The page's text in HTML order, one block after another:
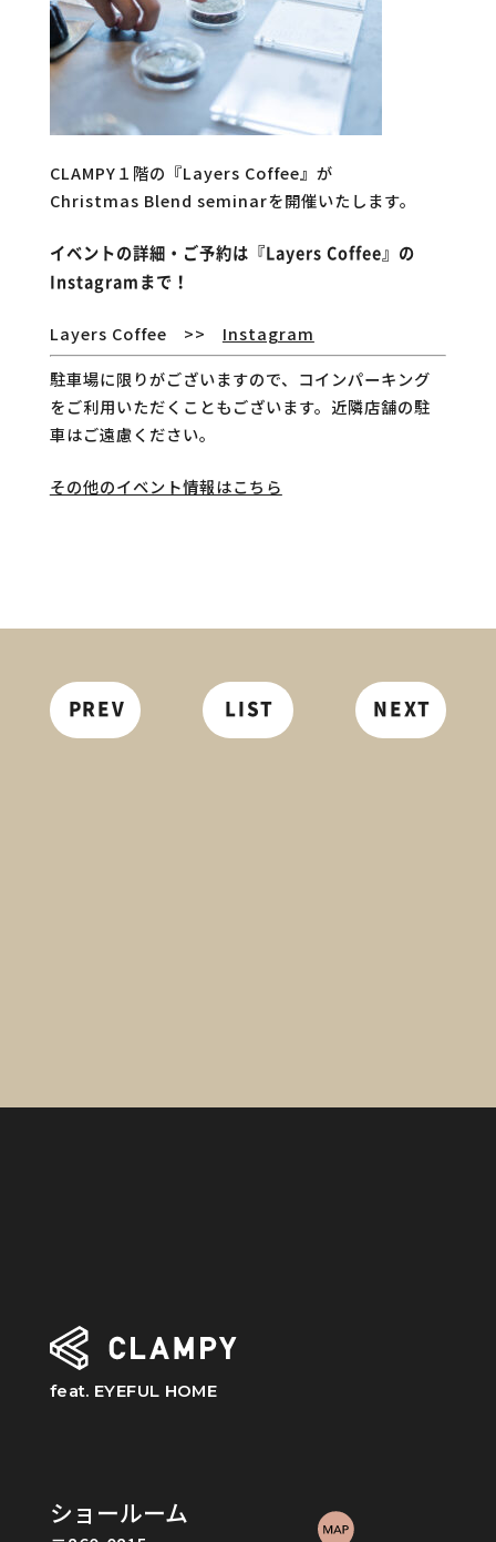
CLAMPY１階の『Layers Coffee』が
Christmas Blend seminarを開催いたします。
イベントの詳細・ご予約は『Layers Coffee』の
Instagramまで！
Layers Coffee >> Instagram
駐車場に限りがございますので、コインパーキング
をご利用いただくこともございます。近隣店舗の駐
車はご遠慮ください。
その他のイベント情報はこちら
PREV LIST NEXT
feat. EYEFUL HOME
ショールーム